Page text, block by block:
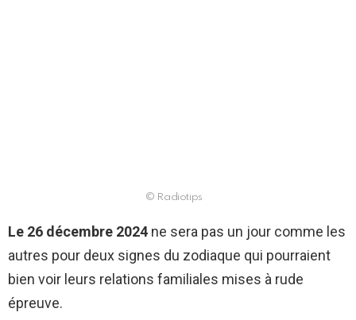
© Radiotips
Le 26 décembre 2024 ne sera pas un jour comme les
autres pour deux signes du zodiaque qui pourraient
bien voir leurs relations familiales mises à rude
épreuve.